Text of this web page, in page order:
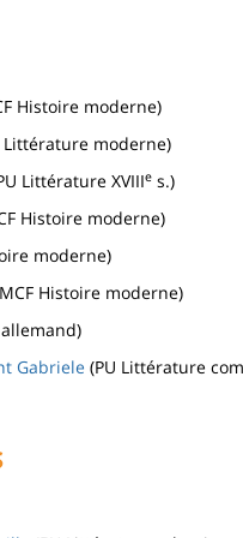
Histoire moderne)
Littérature moderne)
Littérature XVIIIes.)
Histoire moderne)
moderne)
Histoire moderne)
allemand)
Gabriele (PU Littérature